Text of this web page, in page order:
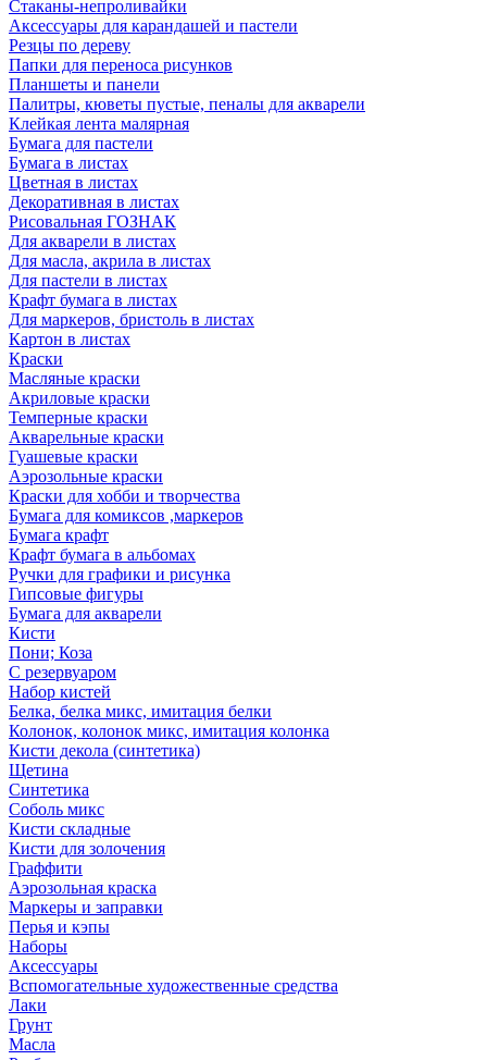
Стаканы-непроливайки
Аксессуары для карандашей и пастели
Резцы по дереву
Папки для переноса рисунков
Планшеты и панели
Палитры, кюветы пустые, пеналы для акварели
Клейкая лента малярная
Бумага для пастели
Бумага в листах
Цветная в листах
Декоративная в листах
Рисовальная ГОЗНАК
Для акварели в листах
Для масла, акрила в листах
Для пастели в листах
Крафт бумага в листах
Для маркеров, бристоль в листах
Картон в листах
Краски
Масляные краски
Акриловые краски
Темперные краски
Акварельные краски
Гуашевые краски
Аэрозольные краски
Краски для хобби и творчества
Бумага для комиксов ,маркеров
Бумага крафт
Крафт бумага в альбомах
Ручки для графики и рисунка
Гипсовые фигуры
Бумага для акварели
Кисти
Пони; Коза
С резервуаром
Набор кистей
Белка, белка микс, имитация белки
Колонок, колонок микс, имитация колонка
Кисти декола (синтетика)
Щетина
Синтетика
Соболь микс
Кисти складные
Кисти для золочения
Граффити
Аэрозольная краска
Маркеры и заправки
Перья и кэпы
Наборы
Аксессуары
Вспомогательные художественные средства
Лаки
Грунт
Масла